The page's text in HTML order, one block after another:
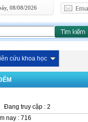
08/08/2026
cứu khoa học
Đang truy cập : 2
nay : 716